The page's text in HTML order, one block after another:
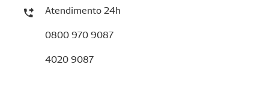
Atendimento 24h
0800 970 9087
4020 9087